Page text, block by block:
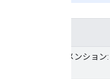
ディメンション: